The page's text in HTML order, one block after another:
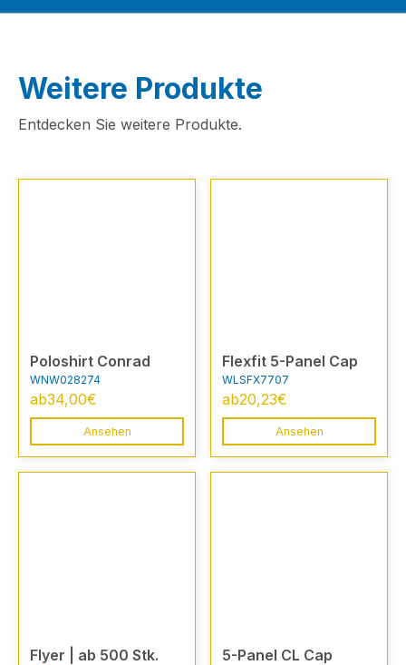
Weitere Produkte
Entdecken Sie weitere Produkte.
Poloshirt Conrad
WNW028274
ab34,00€
Ansehen
Flexfit 5-Panel Cap
WLSFX7707
ab20,23€
Ansehen
Flyer | ab 500 Stk.
5-Panel CL Cap